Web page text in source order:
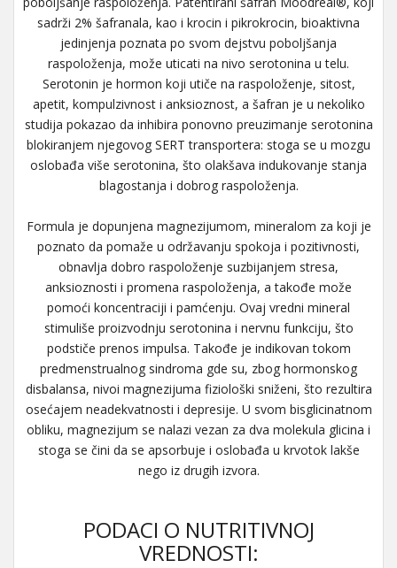
sadrži 2% šafranala, kao i krocin i pikrokrocin, bioaktivna
jedinjenja poznata po svom dejstvu poboljšanja
raspoloženja, može uticati na nivo serotonina u telu.
Serotonin je hormon koji utiče na raspoloženje, sitost,
apetit, kompulzivnost i anksioznost, a šafran je u nekoliko
studija pokazao da inhibira ponovno preuzimanje serotonina
blokiranjem njegovog SERT transportera: stoga se u mozgu
oslobađa više serotonina, što olakšava indukovanje stanja
blagostanja i dobrog raspoloženja.
Formula je dopunjena magnezijumom, mineralom za koji je
poznato da pomaže u održavanju spokoja i pozitivnosti,
obnavlja dobro raspoloženje suzbijanjem stresa,
anksioznosti i promena raspoloženja, a takođe može
pomoći koncentraciji i pamćenju. Ovaj vredni mineral
stimuliše proizvodnju serotonina i nervnu funkciju, što
podstiče prenos impulsa. Takođe je indikovan tokom
predmenstrualnog sindroma gde su, zbog hormonskog
disbalansa, nivoi magnezijuma fiziološki sniženi, što rezultira
osećajem neadekvatnosti i depresije. U svom bisglicinatnom
obliku, magnezijum se nalazi vezan za dva molekula glicina i
stoga se čini da se apsorbuje i oslobađa u krvotok lakše
nego iz drugih izvora.
PODACI O NUTRITIVNOJ
VREDNOSTI: